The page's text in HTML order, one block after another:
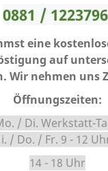
0881 /
eine
auf
Wir nehmen uns
Öffnungszeiten:
/ Di. Werkstatt-
/ Do. / Fr. 9 - 12
14 - 18 Uhr